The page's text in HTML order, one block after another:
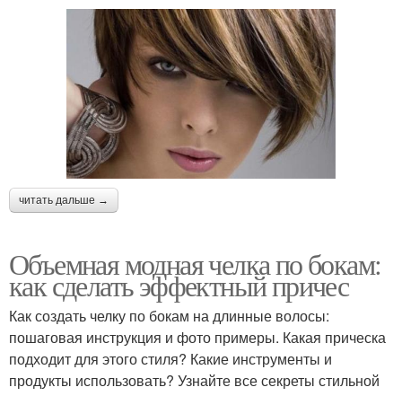
читать дальше →
Объемная модная челка по бокам:
как сделать эффектный причес
Как создать челку по бокам на длинные волосы:
пошаговая инструкция и фото примеры. Какая прическа
подходит для этого стиля? Какие инструменты и
продукты использовать? Узнайте все секреты стильной